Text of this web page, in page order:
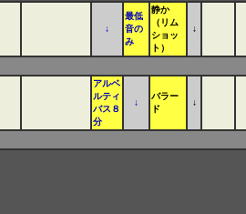
↓
最低
音の
み
静か
（リム
ショッ
ト）
↓
アルベ
ルティ
バス８
分
↓
バラー
ド
↓